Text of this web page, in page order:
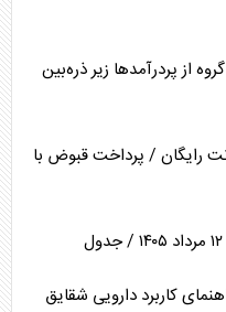
از پردرآمد‌ها زیر ذره‌بین
رایگان / پرداخت قبوض با
کاربرد دارویی شقایق